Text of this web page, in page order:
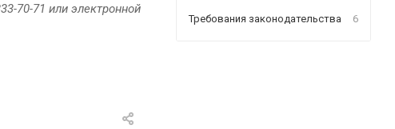
70-71 или электронной
Требования законодательства 6